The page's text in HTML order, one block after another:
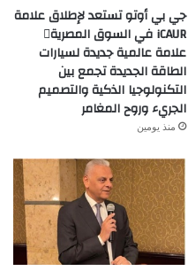
جي بي أوتو تستعد لإطلاق علامة
iCAUR في السوق المصرية
علامة عالمية جديدة لسيارات
الطاقة الجديدة تجمع بين
التكنولوجيا الذكية والتصميم
الجريء وروح المغامر
منذ يومين